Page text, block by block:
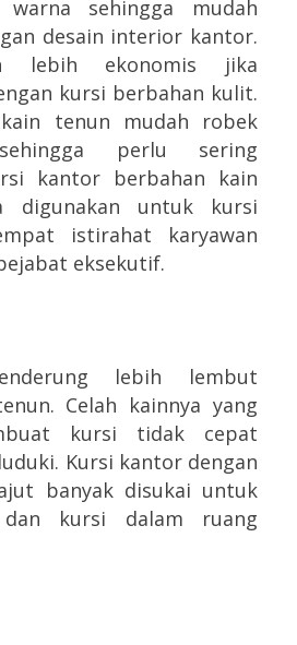
warna sehingga mudah
desain interior kantor.
lebih ekonomis jika
kursi berbahan kulit.
tenun mudah robek
perlu sering
kantor berbahan kain
digunakan untuk kursi
istirahat karyawan
eksekutif.
lebih lembut
Celah kainnya yang
kursi tidak cepat
Kursi kantor dengan
banyak disukai untuk
kursi dalam ruang